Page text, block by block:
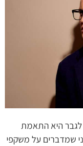
היא התאמת
שמדברים על משקפי